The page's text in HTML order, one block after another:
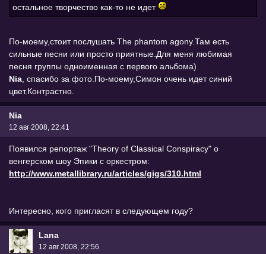
остальное творчество как-то не идет
По-моему,стоит послушать The phantom agony.Там есть
сильные песни или просто приятные.Для меня любимая
песня группы одноименная с первого альбома)
Nia , спасибо за фото.По-моему,Симон очень идет синий
цвет.Контрастно.
Nia
12 авг 2008, 22:41
Появился репортаж "Theory of Classical Conspiracy" о
венгерском шоу Эпики с оркестром:
http://www.metallibrary.ru/articles/gigs/310.html
Интересно, кого пригласят в следующем году?
Lana
12 авг 2008, 22:56